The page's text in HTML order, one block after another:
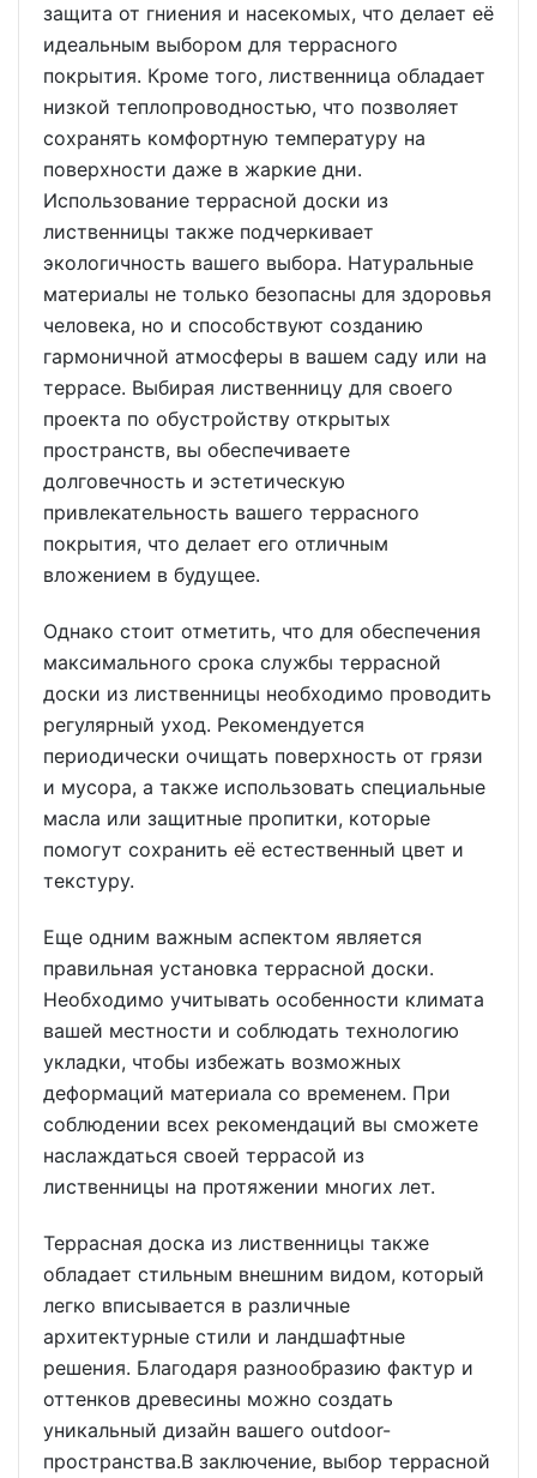
защита от гниения и насекомых, что делает её
идеальным выбором для террасного
покрытия. Кроме того, лиственница обладает
низкой теплопроводностью, что позволяет
сохранять комфортную температуру на
поверхности даже в жаркие дни.
Использование террасной доски из
лиственницы также подчеркивает
экологичность вашего выбора. Натуральные
материалы не только безопасны для здоровья
человека, но и способствуют созданию
гармоничной атмосферы в вашем саду или на
террасе. Выбирая лиственницу для своего
проекта по обустройству открытых
пространств, вы обеспечиваете
долговечность и эстетическую
привлекательность вашего террасного
покрытия, что делает его отличным
вложением в будущее.
Однако стоит отметить, что для обеспечения
максимального срока службы террасной
доски из лиственницы необходимо проводить
регулярный уход. Рекомендуется
периодически очищать поверхность от грязи
и мусора, а также использовать специальные
масла или защитные пропитки, которые
помогут сохранить её естественный цвет и
текстуру.
Еще одним важным аспектом является
правильная установка террасной доски.
Необходимо учитывать особенности климата
вашей местности и соблюдать технологию
укладки, чтобы избежать возможных
деформаций материала со временем. При
соблюдении всех рекомендаций вы сможете
наслаждаться своей террасой из
лиственницы на протяжении многих лет.
Террасная доска из лиственницы также
обладает стильным внешним видом, который
легко вписывается в различные
архитектурные стили и ландшафтные
решения. Благодаря разнообразию фактур и
оттенков древесины можно создать
уникальный дизайн вашего outdoor-
пространства.В заключение, выбор террасной